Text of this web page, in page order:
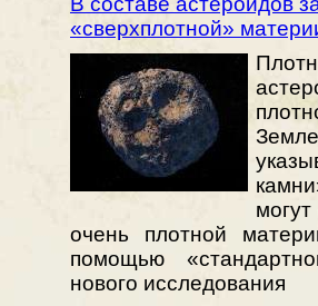
«сверхплотной»
очень плотной
помощью
нового исследования